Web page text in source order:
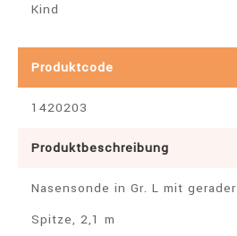
Kind
Produktcode
1420203
Produktbeschreibung
Nasensonde in Gr. L mit gerader
Spitze, 2,1 m